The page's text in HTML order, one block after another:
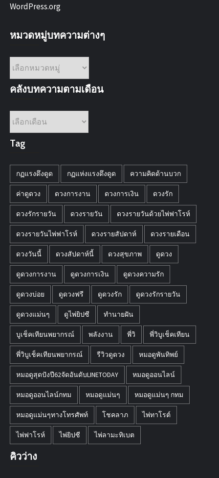
WordPress.org
หมวดหมู่บทความต่างๆ
หมวด
หมู่
บทความ
คลังบทความตามเดือน
คลัง
บทความ
ตาม
เดือน
Tag
กฏแรงดึงดูด กฏแห่งแรงดึงดูด ความคิดด้านบวก
ค่าดูดวง ดวงการงาน ดวงการเงิน ดวงรัก
ดวงรักรายวัน ดวงรายวัน ดวงรายวันด้วยไพ่ฟาโรห์
ดวงรายวันไพ่ฟาโรห์ ดวงรายสัปดาห์ ดวงรายเดือน
ดวงวันนี้ ดวงสัปดาห์นี้ ดวงสุขภาพ ดูดวง
ดูดวงการงาน ดูดวงการเงิน ดูดวงความรัก
ดูดวงบ่อย ดูดวงฟรี ดูดวงรัก ดูดวงรักรายวัน
ดูดวงแม่นๆ ดูไพ่ยิปซี ทำนายฝัน
บูเช็คเทียนพยากรณ์ พลังงาน พี่วิ พี่วิบูเช็คเทียน
พี่วิบูเช็คเทียนพยากรณ์ รีวิวดูดวง หมอดูพันทิพย์
หมอดูสุดปังปี62จัดอันดับLINETODAY หมอดูออนไลน์
หมอดูออนไลน์กทม หมอดูแม่นๆ หมอดูแม่นๆ กทม
หมอดูแม่นๆทางโทรศัพท์ โชคลาภ ไพ่ทาโรต์
ไพ่ฟาโรห์ ไพ่ยิปซี ไพ่ลามะทิเบต
คิวว่าง